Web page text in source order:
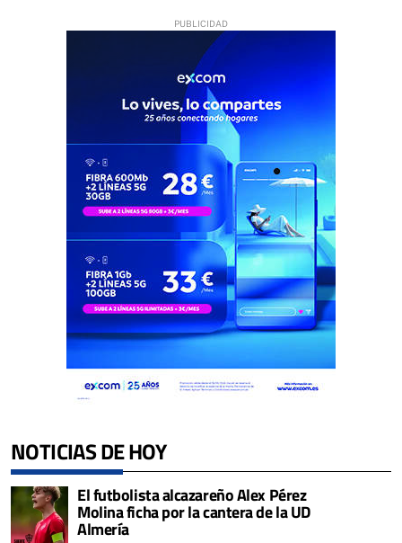
NOTICIAS DE HOY
El futbolista alcazareño Alex Pérez
Molina ficha por la cantera de la UD
Almería